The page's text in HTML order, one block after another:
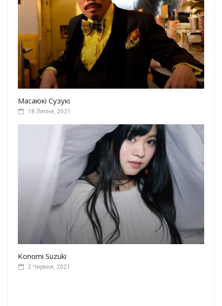
Масаюкі Сузукі
18 Липня, 2021
Konomi Suzuki
2 Червня, 2021